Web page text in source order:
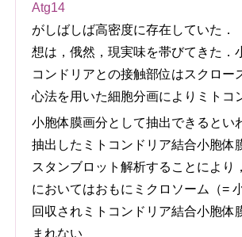
Atg14
がしばしば高密度に存在していた
想は，俄然，現実味を帯びてきた．
コンドリアとの接触部位はスクロー
心法を用いた細胞分画によりミトコ
小胞体膜画分として抽出できるとい
抽出したミトコンドリア結合小胞体
スタンブロット解析することにより
においてはおもにミクロソーム（=
回収されミトコンドリア結合小胞体
まれない